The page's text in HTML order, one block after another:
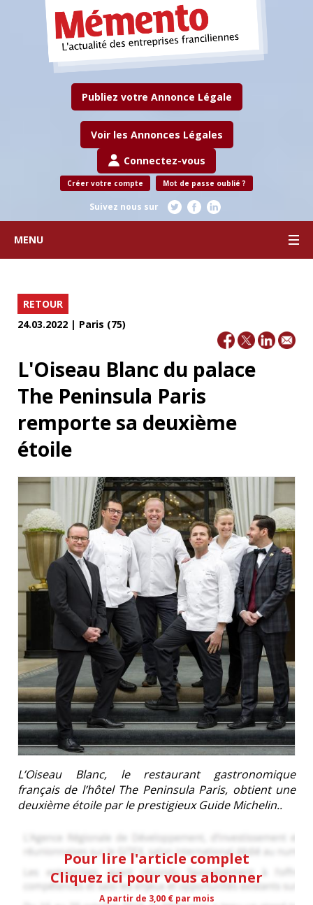
Publiez votre Annonce Légale
Voir les Annonces Légales
Connectez-vous
Créer votre compte Mot de passe oublié ?
Suivez nous sur
MENU
RETOUR
24.03.2022 | Paris (75)
L'Oiseau Blanc du palace
The Peninsula Paris
remporte sa deuxième
étoile
L’Oiseau Blanc, le restaurant gastronomique
français de l’hôtel The Peninsula Paris, obtient une
deuxième étoile par le prestigieux Guide Michelin..
Pour lire l'article complet
Cliquez ici pour vous abonner
A partir de 3,00 € par mois